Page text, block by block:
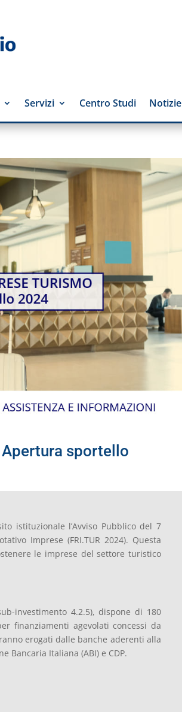
Servizi Centro Studi Notizie
sportello
istituzionale l’Avviso Pubblico del 7
Imprese (FRI.TUR 2024). Questa
le imprese del settore turistico
investimento 4.2.5), dispone di 180
finanziamenti agevolati concessi da
erogati dalle banche aderenti alla
Bancaria Italiana (ABI) e CDP.